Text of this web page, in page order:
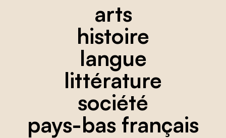
arts
histoire
langue
littérature
société
pays-bas français